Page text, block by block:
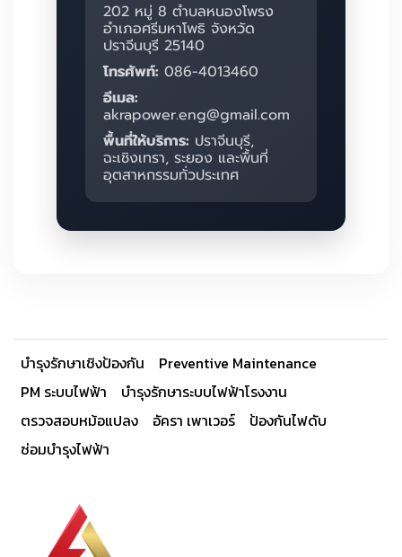
202 หมู่ 8 ตำบลหนองโพรง
อำเภอศรีมหาโพธิ จังหวัด
ปราจีนบุรี 25140
โทรศัพท์: 086-4013460
อีเมล:
akrapower.eng@gmail.com
พื้นที่ให้บริการ: ปราจีนบุรี,
ฉะเชิงเทรา, ระยอง และพื้นที่
อุตสาหกรรมทั่วประเทศ
บำรุงรักษาเชิงป้องกัน
Preventive Maintenance
PM ระบบไฟฟ้า
บำรุงรักษาระบบไฟฟ้าโรงงาน
ตรวจสอบหม้อแปลง
อัครา เพาเวอร์
ป้องกันไฟดับ
ซ่อมบำรุงไฟฟ้า